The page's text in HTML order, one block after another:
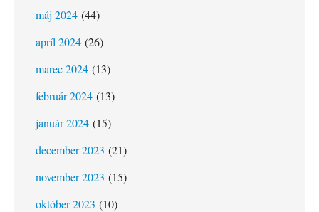
máj 2024 (44)
apríl 2024 (26)
marec 2024 (13)
február 2024 (13)
január 2024 (15)
december 2023 (21)
november 2023 (15)
október 2023 (10)